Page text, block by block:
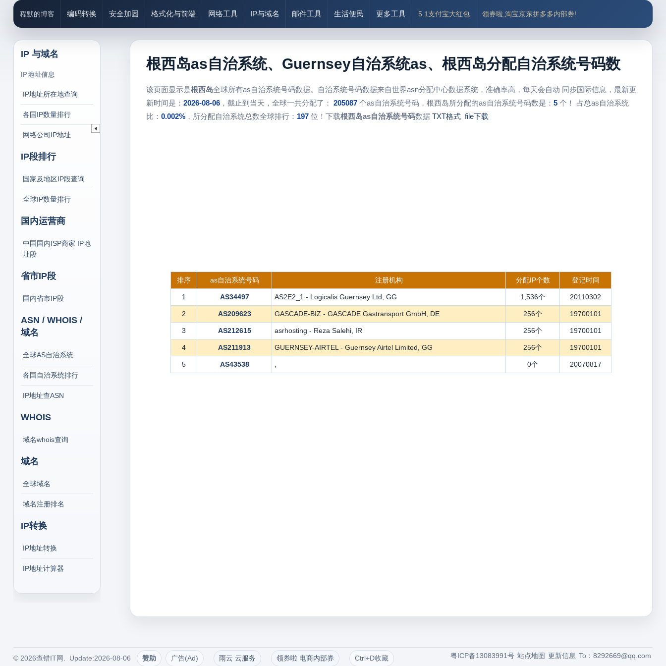
程默的博客 编码转换 安全加固 格式化与前端 网络工具 IP与域名 邮件工具 生活便民 更多工具 5.1支付宝大红包 领券啦,淘宝京东拼多多内部券!
IP 与域名
IP地址信息
IP地址所在地查询
各国IP数量排行
网络公司IP地址
IP段排行
国家及地区IP段查询
全球IP数量排行
国内运营商
中国国内ISP商家 IP地
址段
省市IP段
国内省市IP段
ASN / WHOIS /
域名
全球AS自治系统
各国自治系统排行
IP地址查ASN
WHOIS
域名whois查询
域名
全球域名
域名注册排名
IP转换
IP地址转换
IP地址计算器
根西岛as自治系统、Guernsey自治系统as、根西岛分配自治系统号码数
该页面显示是根西岛全球所有as自治系统号码数据。自治系统号码数据来自世界asn分配中心数据系统，准确率高，每天会自动 同步国际信息，最新更
新时间是： 2026-08-06，截止到当天，全球一共分配了： 205087个as自治系统号码，根西岛所分配的as自治系统号码数是： 5个！ 占总as自治系统
比： 0.002%，所分配自治系统总数全球排行： 197位！下载根西岛as自治系统号码数据 TXT格式 file下载
排序 as自治系统号码 注册机构 分配IP个数 登记时间
1 AS34497 AS2E2_1 - Logicalis Guernsey Ltd, GG 1,536个 20110302
2 AS209623 GASCADE-BIZ - GASCADE Gastransport GmbH, DE 256个 19700101
3 AS212615 asrhosting - Reza Salehi, IR 256个 19700101
4 AS211913 GUERNSEY-AIRTEL - Guernsey Airtel Limited, GG 256个 19700101
5 AS43538 0个 20070817
© 2026查错IT网. Update:2026-08-06 赞助 广告(Ad) 雨云 云服务 领券啦 电商内部券 Ctrl+D收藏 To：8292669@qq.com
更新信息
站点地图
粤ICP备13083991号